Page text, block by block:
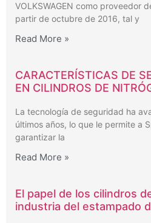
VOLKSWAGEN como proveedor
partir de octubre de 2016, tal y
Read More »
CARACTERÍSTICAS DE
EN CILINDROS DE
La tecnología de seguridad ha
últimos años, lo que le permite a
garantizar la
Read More »
El papel de los cilindros
industria del estampado